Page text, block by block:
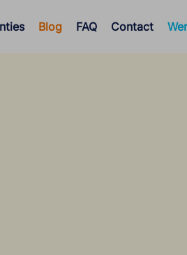
Blog FAQ Contact